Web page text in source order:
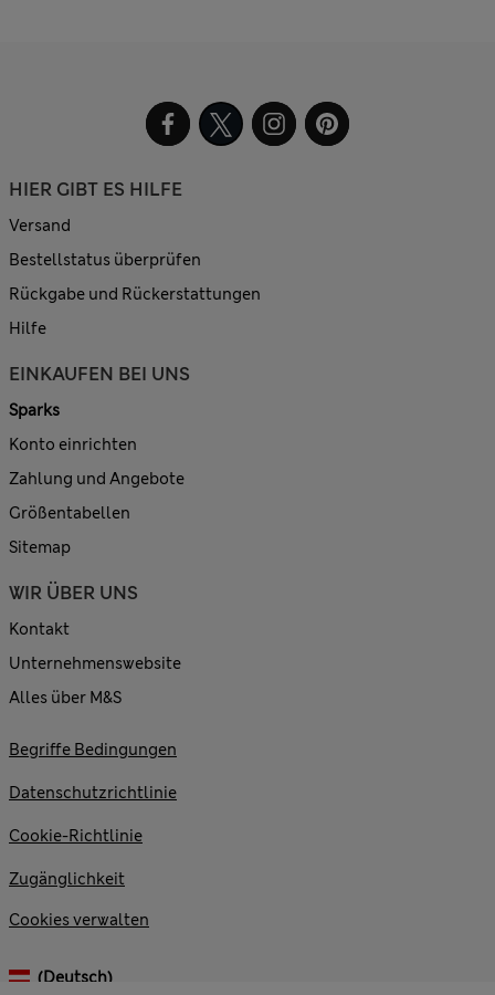
HIER GIBT ES HILFE
Versand
Bestellstatus überprüfen
Rückgabe und Rückerstattungen
Hilfe
EINKAUFEN BEI UNS
Sparks
Konto einrichten
Zahlung und Angebote
Größentabellen
Sitemap
WIR ÜBER UNS
Kontakt
Unternehmenswebsite
Alles über M&S
Begriffe Bedingungen
Datenschutzrichtlinie
Cookie-Richtlinie
Zugänglichkeit
Cookies verwalten
(Deutsch)